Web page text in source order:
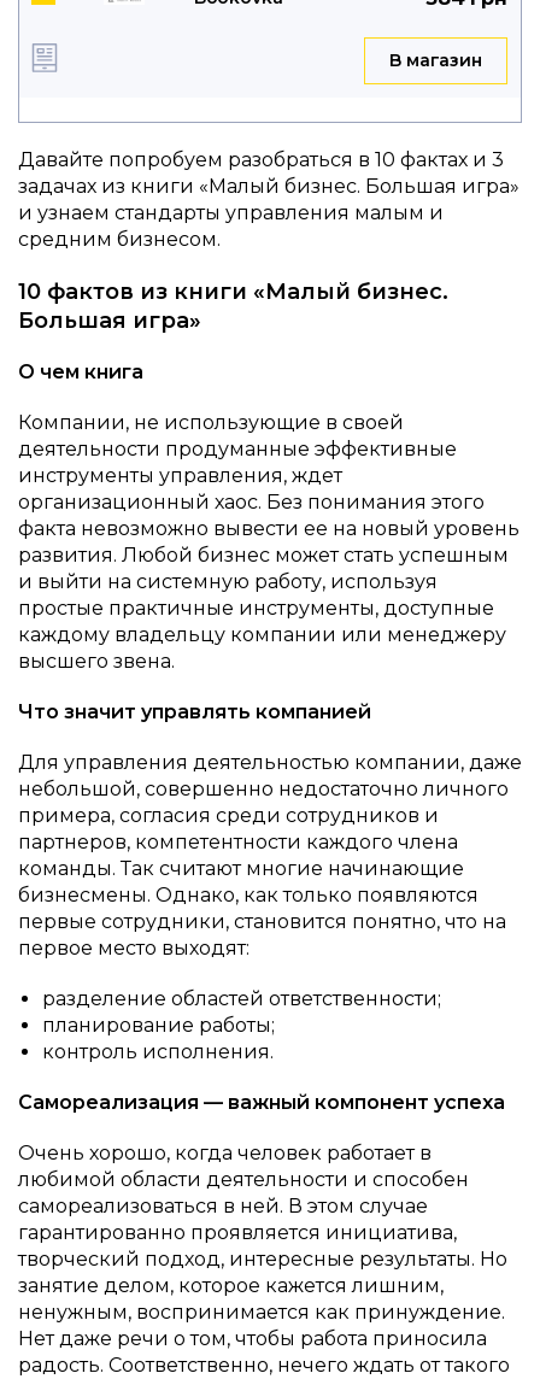
B магазин
Давайте попробуем разобраться в 10 фактах и 3
задачах из книги «Малый бизнес. Большая игра»
и узнаем стандарты управления малым и
средним бизнесом.
10 фактов из книги «Малый бизнес.
Большая игра»
О чем книга
Компании, не использующие в своей
деятельности продуманные эффективные
инструменты управления, ждет
организационный хаос. Без понимания этого
факта невозможно вывести ее на новый уровень
развития. Любой бизнес может стать успешным
и выйти на системную работу, используя
простые практичные инструменты, доступные
каждому владельцу компании или менеджеру
высшего звена.
Что значит управлять компанией
Для управления деятельностью компании, даже
небольшой, совершенно недостаточно личного
примера, согласия среди сотрудников и
партнеров, компетентности каждого члена
команды. Так считают многие начинающие
бизнесмены. Однако, как только появляются
первые сотрудники, становится понятно, что на
первое место выходят:
разделение областей ответственности;
планирование работы;
контроль исполнения.
Самореализация — важный компонент успеха
Очень хорошо, когда человек работает в
любимой области деятельности и способен
самореализоваться в ней. В этом случае
гарантированно проявляется инициатива,
творческий подход, интересные результаты. Но
занятие делом, которое кажется лишним,
ненужным, воспринимается как принуждение.
Нет даже речи о том, чтобы работа приносила
радость. Соответственно, нечего ждать от такого